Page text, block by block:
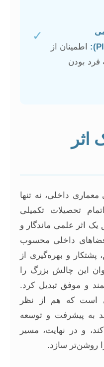
✓
اطمینان از
فرد بودن
اثر
داخلی، نه تنها
تحصیلات تکمیلی
اثر علمی ماندگار و
فضاهای داخلی محسوب
پشتکار و بهره‌گیری از
این چالش بزرگ را
و موفق تبدیل کرد.
است که هم از نظر
به پیشرفت و توسعه
و در نهایت، مسیر
روشن‌تر سازد.